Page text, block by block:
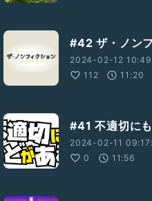
#42 ザ・ノン
2024-02-12
112
11:20
#41 不適切に
2024-02-11
0
11:56